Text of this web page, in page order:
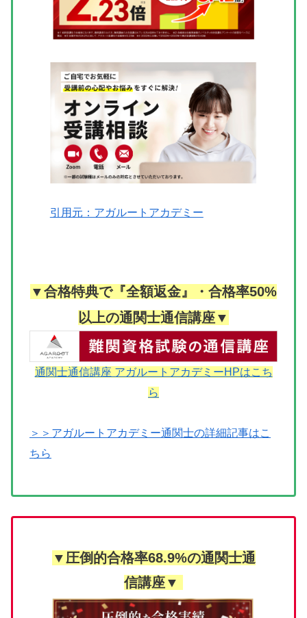
引用元：アガルートアカデミー
▼合格特典で『全額返金』・合格率50%
以上の通関士通信講座▼
通関士通信講座 アガルートアカデミーHPはこち
ら
＞＞アガルートアカデミー通関士の詳細記事はこ
ちら
▼圧倒的合格率68.9%の通関士通
信講座▼